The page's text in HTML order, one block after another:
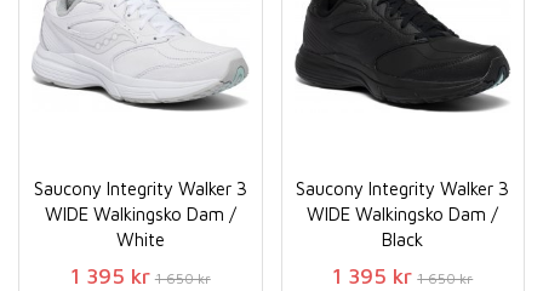
Saucony Integrity Walker 3
WIDE Walkingsko Dam /
White
1 395 kr 1 650 kr
Saucony Integrity Walker 3
WIDE Walkingsko Dam /
Black
1 395 kr 1 650 kr